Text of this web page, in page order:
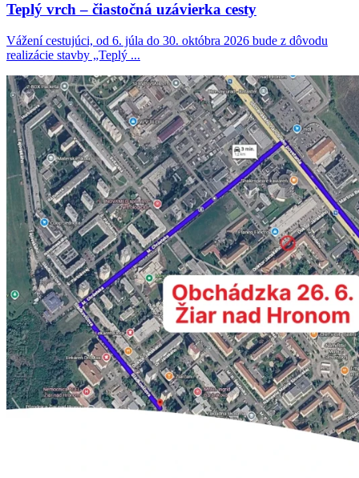
Teplý vrch – čiastočná uzávierka cesty
Vážení cestujúci, od 6. júla do 30. októbra 2026 bude z dôvodu
realizácie stavby „Teplý ...